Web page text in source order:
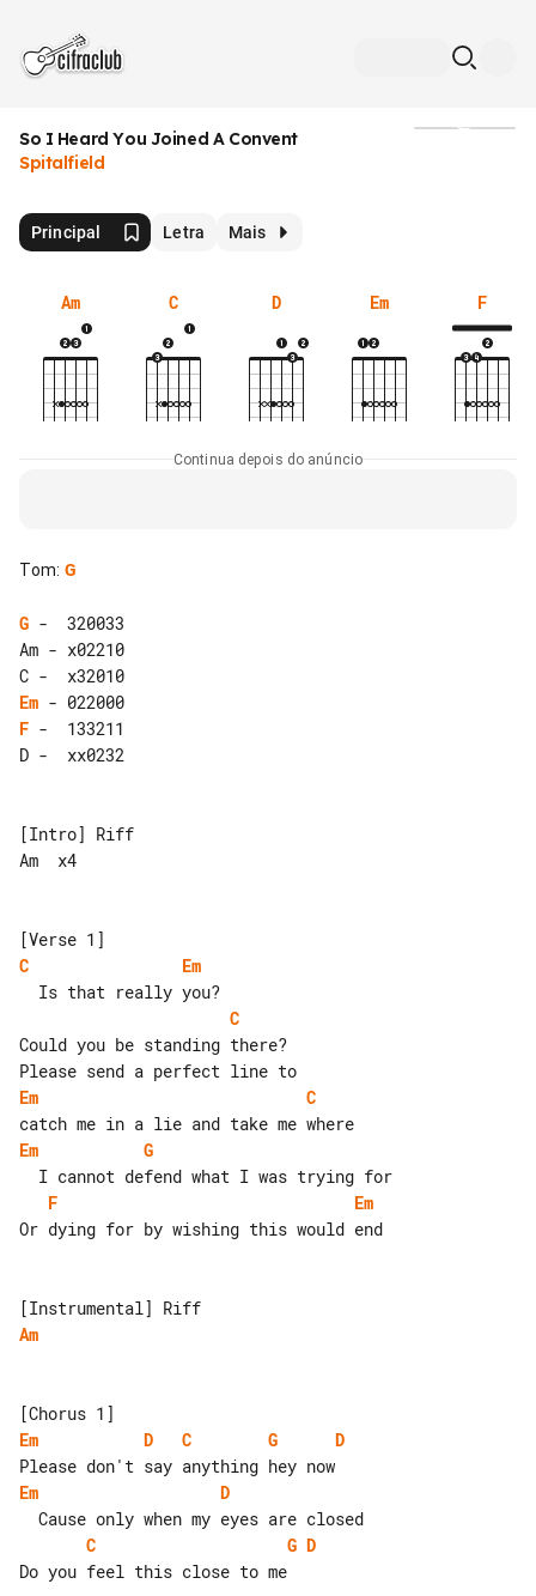
So I Heard You Joined A Convent
Spitalfield
Principal Letra Mais
Am C D Em F
Continua depois do anúncio
Tom: G
G -  320033
Am - x02210
Em
F -  133211
D -  xx0232
[Intro] Riff
Am  x4
C
Em
C
Could you be standing there?
Em
C
Em
G
F
Em
Or dying for by wishing this would end
Am
Em
D C G
D
Em
D
C
G D
Do you feel this close to me